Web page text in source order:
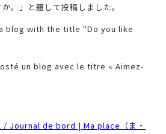
。」と題して投稿しました。
blog with the title "Do you like
un blog avec le titre « Aimez-
Journal de bord | Ma place（ま・